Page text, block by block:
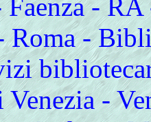
-
Roma -
-